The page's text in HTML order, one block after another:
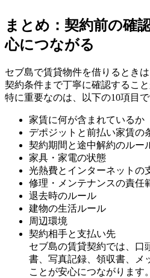
まとめ：契約前の確
心につながる
セブ島で賃貸物件を借りるとき
契約条件まで丁寧に確認すること
特に重要なのは、以下の10項目で
家賃に何が含まれているか
デポジットと前払い家賃の
契約期間と途中解約のルー
家具・家電の状態
光熱費とインターネットの
修理・メンテナンスの責任
退去時のルール
建物の生活ルール
周辺環境
契約相手と支払い先
セブ島の賃貸契約では、口
書、写真記録、領収書、メ
ことが安心につながります。